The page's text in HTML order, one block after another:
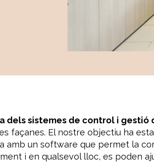
dels sistemes de control i gestió
façanes. El nostre objectiu ha
amb un software que permet la
i en qualsevol lloc, es poden